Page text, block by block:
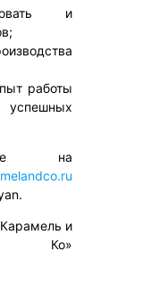
и
работы
на
и
Ко»